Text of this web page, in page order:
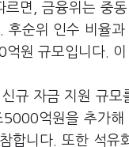
르면, 금융위는 중
순위 인수 비율
원 규모입니다.
규 자금 지원 규
억원을 추가
합니다. 또한 석유